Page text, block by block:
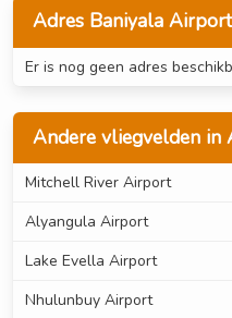
Adres Baniyala Airport
Er is nog geen adres
Andere vliegvelden in
Mitchell River Airport
Alyangula Airport
Lake Evella Airport
Nhulunbuy Airport